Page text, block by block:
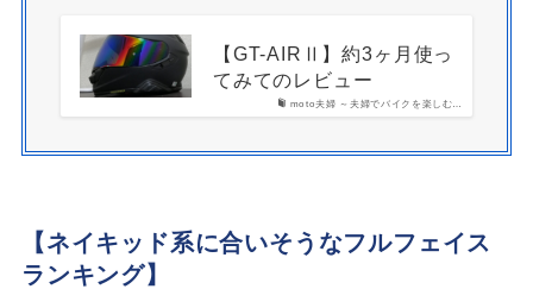
moto夫婦 ～夫婦でバイクを楽しむ…
【GT-AIRⅡ】約3ヶ月使っ
てみてのレビュー
【ネイキッド系に合いそうなフルフェイス
ランキング】